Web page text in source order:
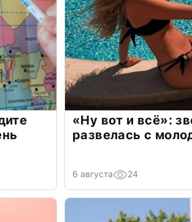
«Ну вот и всё»:
развелась с
6 августа 24